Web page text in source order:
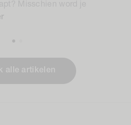
alle artikelen